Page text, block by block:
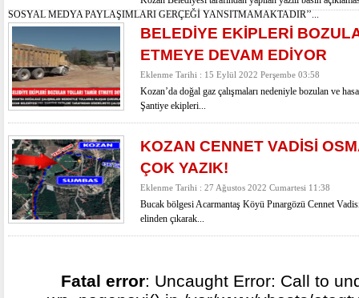
SOSYAL MEDYA PAYLAŞIMLARI GERÇEĞİ YANSITMAMAKTADIR’’...
BELEDİYE EKİPLERİ
ETMEYE DEVAM EDİYOR
Eklenme Tarihi : 15 Eylül 2022 Perşembe 03:58
Kozan’da doğal gaz çalışmaları nedeniyle bozulan ve
Şantiye ekipleri...
KOZAN CENNET VADİSİ
ÇOK YAZIK!
Eklenme Tarihi : 27 Ağustos 2022 Cumartesi 11:38
Bucak bölgesi Acarmantaş Köyü Pınargözü Cennet
elinden çıkarak...
Fatal error: Uncaught Error: Call to